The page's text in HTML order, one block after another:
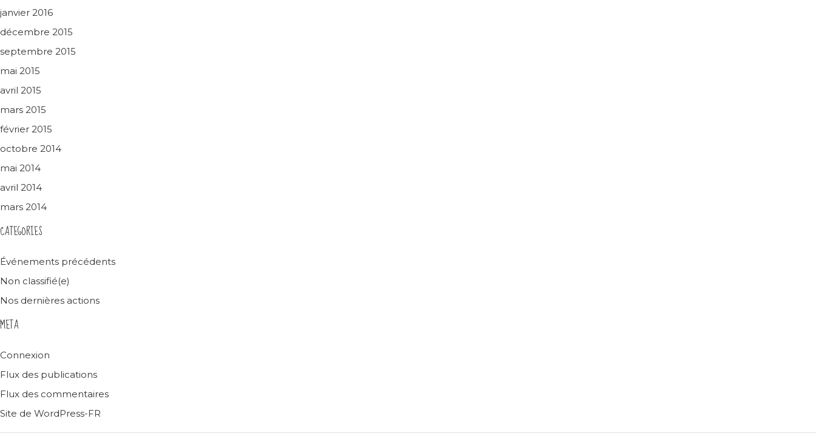
janvier 2016
décembre 2015
septembre 2015
mai 2015
avril 2015
mars 2015
février 2015
octobre 2014
mai 2014
avril 2014
mars 2014
CATEGORIES
Événements précédents
Non classifié(e)
Nos dernières actions
META
Connexion
Flux des publications
Flux des commentaires
Site de WordPress-FR